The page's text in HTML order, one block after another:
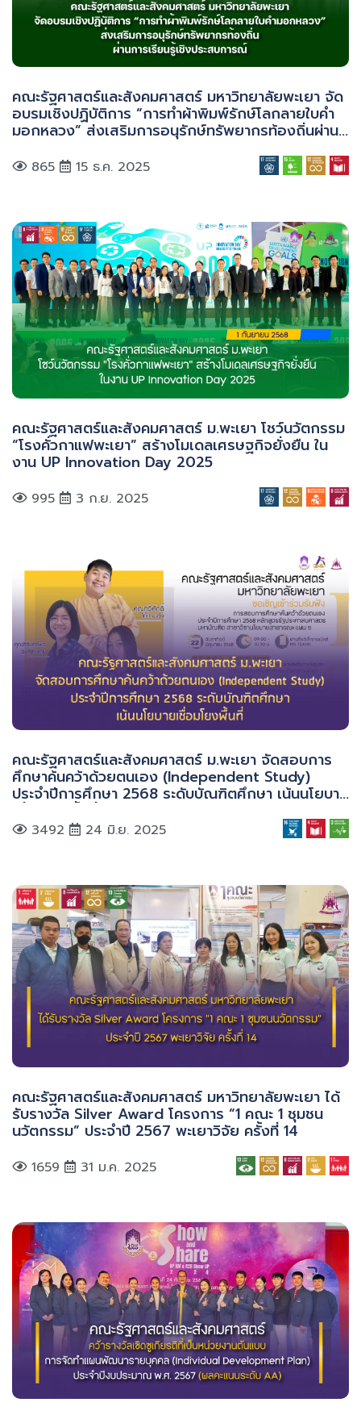
คณะรัฐศาสตร์และสังคมศาสตร์ มหาวิทยาลัยพะเยา จัด
อบรมเชิงปฏิบัติการ “การทำผ้าพิมพ์รักษ์โลกลายใบคำ
มอกหลวง” ส่งเสริมการอนุรักษ์ทรัพยากรท้องถิ่นผ่าน
865 15 ธ.ค. 2025
คณะรัฐศาสตร์และสังคมศาสตร์ ม.พะเยา โชว์นวัตกรรม
“โรงคั่วกาแฟพะเยา” สร้างโมเดลเศรษฐกิจยั่งยืน ใน
งาน UP Innovation Day 2025
995 3 ก.ย. 2025
คณะรัฐศาสตร์และสังคมศาสตร์ ม.พะเยา จัดสอบการ
ศึกษาค้นคว้าด้วยตนเอง (Independent Study)
ประจำปีการศึกษา 2568 ระดับบัณฑิตศึกษา เน้นนโยบาย
เชื่อมโยงพื้นที่
3492 24 มิ.ย. 2025
คณะรัฐศาสตร์และสังคมศาสตร์ มหาวิทยาลัยพะเยา ได้
รับรางวัล Silver Award โครงการ “1 คณะ 1 ชุมชน
นวัตกรรม” ประจำปี 2567 พะเยาวิจัย ครั้งที่ 14
1659 31 ม.ค. 2025